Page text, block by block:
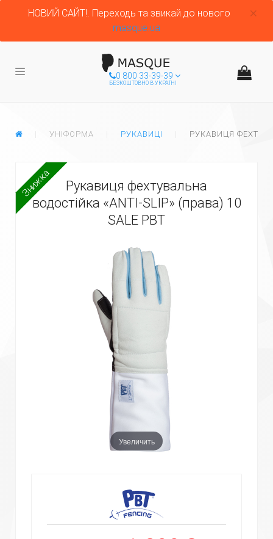
НОВИЙ САЙТ!. Переходь та звикай до нового
masque.ua
0 800 33-39-39
БЕЗКОШТОВНО В УКРАЇНІ
ГЛАВНАЯУНІФОРМА РУКАВИЦІ РУКАВИЦЯ
Знижка
Рукавиця фехтувальна
водостійка «ANTI-SLIP» (права) 10
SALE PBT
Увеличить